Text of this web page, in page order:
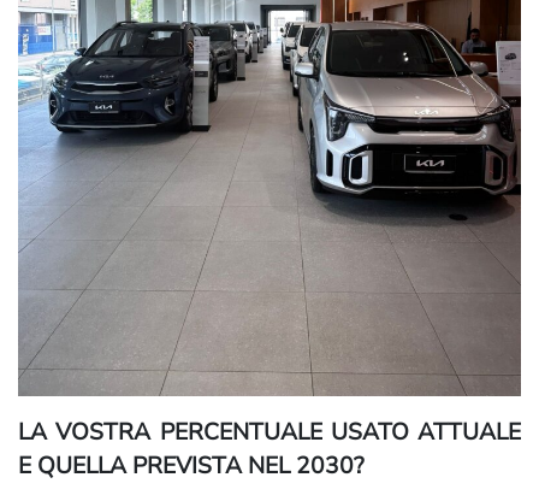
LA VOSTRA PERCENTUALE USATO ATTUALE
E QUELLA PREVISTA NEL 2030?